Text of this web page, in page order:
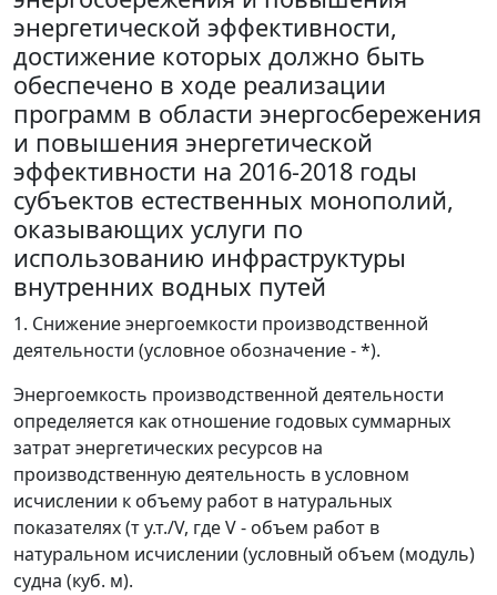
энергетической эффективности,
достижение которых должно быть
обеспечено в ходе реализации
программ в области энергосбережения
и повышения энергетической
эффективности на 2016-2018 годы
субъектов естественных монополий,
оказывающих услуги по
использованию инфраструктуры
внутренних водных путей
1. Снижение энергоемкости производственной
деятельности (условное обозначение - *).
Энергоемкость производственной деятельности
определяется как отношение годовых суммарных
затрат энергетических ресурсов на
производственную деятельность в условном
исчислении к объему работ в натуральных
показателях (т у.т./V, где V - объем работ в
натуральном исчислении (условный объем (модуль)
судна (куб. м).